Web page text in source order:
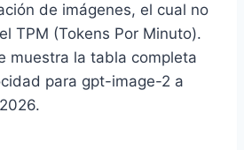
de imágenes, el cual no
TPM (Tokens Por Minuto).
muestra la tabla completa
para gpt-image-2 a